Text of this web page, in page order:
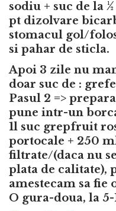
sodiu + suc de la
pt dizolvare
stomacul gol/
si pahar de sticla.
Apoi 3 zile nu
doar suc de :
Pasul 2 =>
pune intr-un
1l suc grepfruit
portocale + 250
filtrate/(daca nu
plata de calitate),
amestecam sa fie
O gura-doua, la